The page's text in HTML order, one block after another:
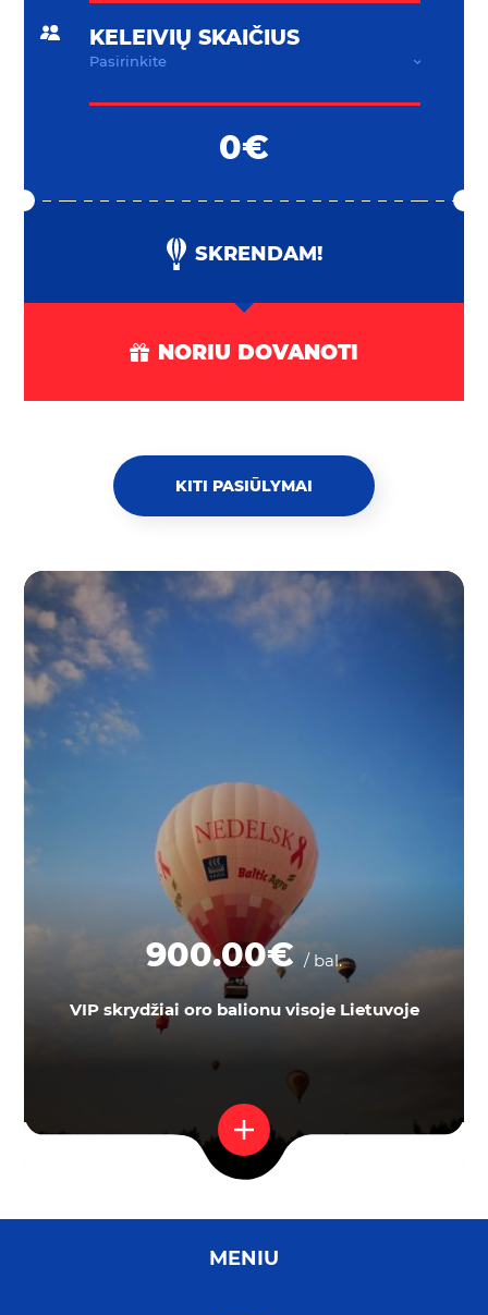
KELEIVIŲ SKAIČIUS
0€
SKRENDAM!
NORIU DOVANOTI
KITI PASIŪLYMAI
VIP skrydžiai oro balionu visoje Lietuvoje
900.00€/ bal.
MENIU